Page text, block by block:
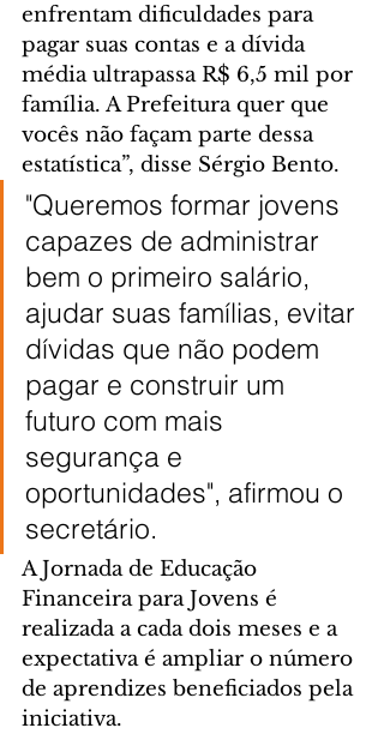
enfrentam dificuldades para
pagar suas contas e a dívida
média ultrapassa R$ 6,5 mil por
família. A Prefeitura quer que
vocês não façam parte dessa
estatística”, disse Sérgio Bento.
"Queremos formar jovens
capazes de administrar
bem o primeiro salário,
ajudar suas famílias, evitar
dívidas que não podem
pagar e construir um
futuro com mais
segurança e
oportunidades", afirmou o
secretário.
A Jornada de Educação
Financeira para Jovens é
realizada a cada dois meses e a
expectativa é ampliar o número
de aprendizes beneficiados pela
iniciativa.